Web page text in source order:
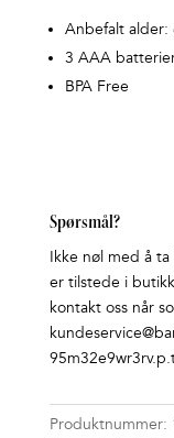
Anbefalt alder:
3 AAA
BPA Free
Spørsmål?
Ikke nøl med å
er tilstede i
kontakt oss når
Produktnummer: